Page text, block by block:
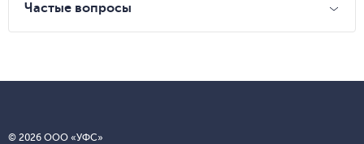
Частые вопросы
© 2026 ООО «УФС»